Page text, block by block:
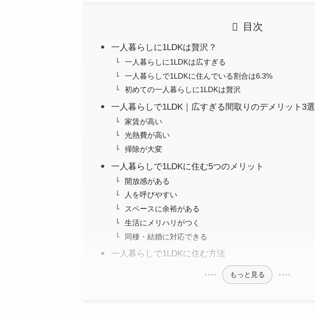
目次
一人暮らしに1LDKは贅沢？
一人暮らしに1LDKは広すぎる
一人暮らしで1LDKに住んでいる割合は6.3%
初めての一人暮らしに1LDKは贅沢
一人暮らしで1LDK｜広すぎる間取りのデメリット3選
家賃が高い
光熱費が高い
掃除が大変
一人暮らしで1LDKに住む5つのメリット
開放感がある
人を呼びやすい
スペースに余裕がある
生活にメリハリがつく
同棲・結婚に対応できる
一人暮らしで1LDKに住む方法
もっと見る